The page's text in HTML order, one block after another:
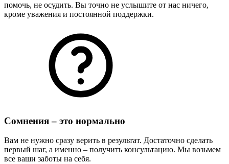
помочь, не осудить. Вы точно не услышите от нас ничего,
кроме уважения и постоянной поддержки.
Сомнения – это нормально
Вам не нужно сразу верить в результат. Достаточно сделать
первый шаг, а именно – получить консультацию. Мы возьмем
все ваши заботы на себя.